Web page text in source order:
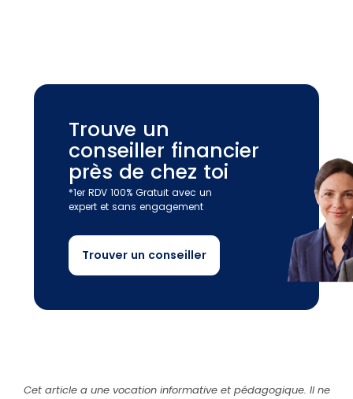
Trouve un
conseiller financier
près de chez toi
*1er RDV 100% Gratuit avec un
expert et sans engagement
Trouver un conseiller
Cet article a une vocation informative et pédagogique. Il ne